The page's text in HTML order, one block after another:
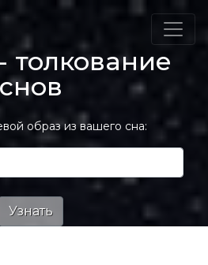
толкование
снов
образ из вашего сна: